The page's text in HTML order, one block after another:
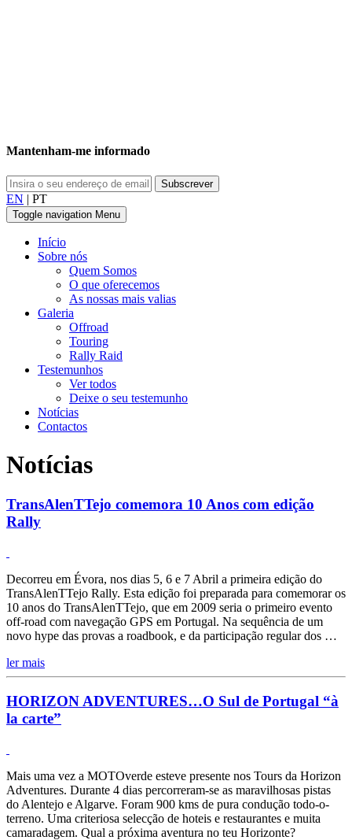
Mantenham-me informado
EN | PT
Toggle navigation Menu
Início
Sobre nós
Quem Somos
O que oferecemos
As nossas mais valias
Galeria
Offroad
Touring
Rally Raid
Testemunhos
Ver todos
Deixe o seu testemunho
Notícias
Contactos
Notícias
TransAlenTTejo comemora 10 Anos com edição
Rally
Decorreu em Évora, nos dias 5, 6 e 7 Abril a primeira edição do
TransAlenTTejo Rally. Esta edição foi preparada para comemorar os
10 anos do TransAlenTTejo, que em 2009 seria o primeiro evento
off-road com navegação GPS em Portugal. Na sequência de um
novo hype das provas a roadbook, e da participação regular dos …
ler mais
HORIZON ADVENTURES…O Sul de Portugal “à
la carte”
Mais uma vez a MOTOverde esteve presente nos Tours da Horizon
Adventures. Durante 4 dias percorreram-se as maravilhosas pistas
do Alentejo e Algarve. Foram 900 kms de pura condução todo-o-
terreno. Uma criteriosa selecção de hoteis e restaurantes e muita
camaradagem. Qual a próxima aventura no teu Horizonte?